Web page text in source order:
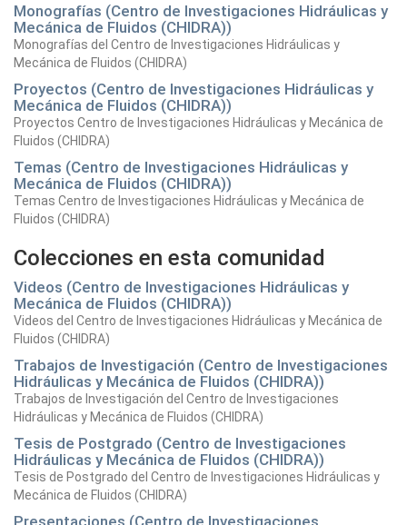
Monografías (Centro de Investigaciones Hidráulicas y
Mecánica de Fluidos (CHIDRA))
Monografías del Centro de Investigaciones Hidráulicas y
Mecánica de Fluidos (CHIDRA)
Proyectos (Centro de Investigaciones Hidráulicas y
Mecánica de Fluidos (CHIDRA))
Proyectos Centro de Investigaciones Hidráulicas y Mecánica de
Fluidos (CHIDRA)
Temas (Centro de Investigaciones Hidráulicas y
Mecánica de Fluidos (CHIDRA))
Temas Centro de Investigaciones Hidráulicas y Mecánica de
Fluidos (CHIDRA)
Colecciones en esta comunidad
Videos (Centro de Investigaciones Hidráulicas y
Mecánica de Fluidos (CHIDRA))
Videos del Centro de Investigaciones Hidráulicas y Mecánica de
Fluidos (CHIDRA)
Trabajos de Investigación (Centro de Investigaciones
Hidráulicas y Mecánica de Fluidos (CHIDRA))
Trabajos de Investigación del Centro de Investigaciones
Hidráulicas y Mecánica de Fluidos (CHIDRA)
Tesis de Postgrado (Centro de Investigaciones
Hidráulicas y Mecánica de Fluidos (CHIDRA))
Tesis de Postgrado del Centro de Investigaciones Hidráulicas y
Mecánica de Fluidos (CHIDRA)
Presentaciones (Centro de Investigaciones